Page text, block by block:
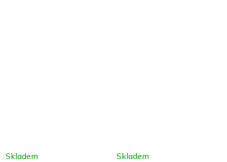
Skladem Skladem